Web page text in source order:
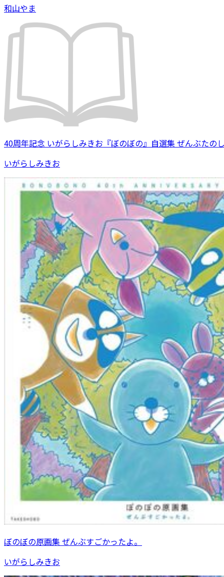
和山やま
40周年記念 いがらしみきお『ぼのぼの』自選集 ぜんぶたの
いがらしみきお
ぼのぼの原画集 ぜんぶすごかったよ。
いがらしみきお